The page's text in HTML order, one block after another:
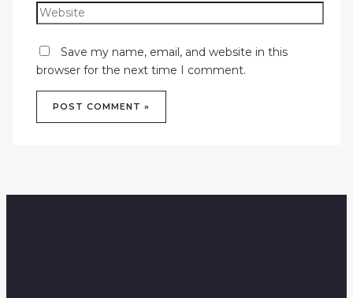
Save my name, email, and website in this
browser for the next time I comment.